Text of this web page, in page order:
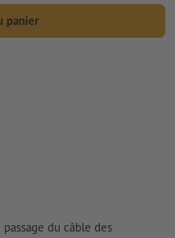
panier
du câble des